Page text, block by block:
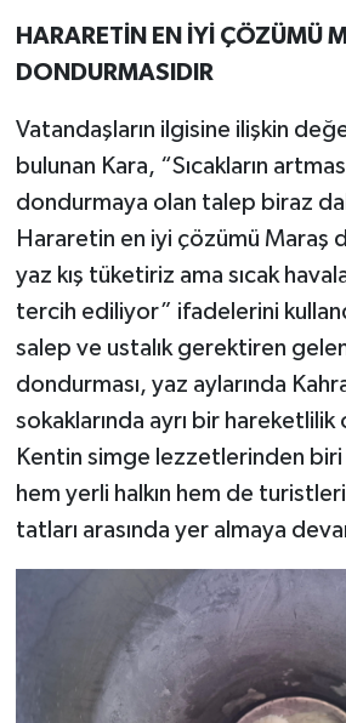
HARARETİN EN İYİ ÇÖZÜMÜ
DONDURMASIDIR
Vatandaşların ilgisine ilişkin
bulunan Kara, “Sıcakların
dondurmaya olan talep biraz
Hararetin en iyi çözümü Maraş
yaz kış tüketiriz ama sıcak
tercih ediliyor” ifadelerini
salep ve ustalık gerektiren
dondurması, yaz aylarında
sokaklarında ayrı bir
Kentin simge lezzetlerinden
hem yerli halkın hem de
tatları arasında yer almaya